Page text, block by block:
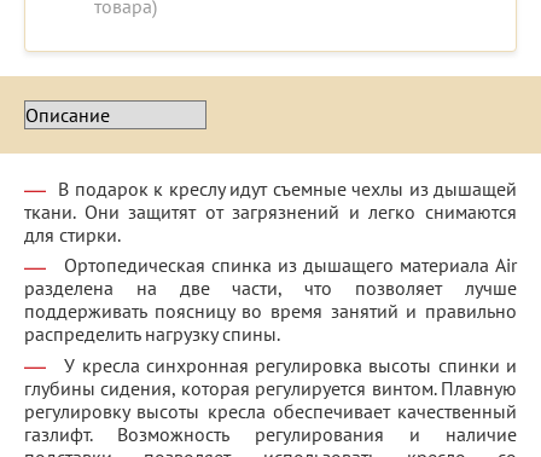
товара)
В подарок к креслу идут съемные чехлы из дышащей
ткани. Они защитят от загрязнений и легко снимаются
для стирки.
Ортопедическая спинка из дышащего материала Air
разделена на две части, что позволяет лучше
поддерживать поясницу во время занятий и правильно
распределить нагрузку спины.
У кресла синхронная регулировка высоты спинки и
глубины сидения, которая регулируется винтом. Плавную
регулировку высоты кресла обеспечивает качественный
газлифт. Возможность регулирования и наличие